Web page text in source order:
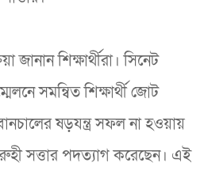
জানান শিক্ষার্থীরা। সিনেট
সমন্বিত শিক্ষার্থী জোট
ষড়যন্ত্র সফল না হওয়ায়
সত্তার পদত্যাগ করেছেন। এই